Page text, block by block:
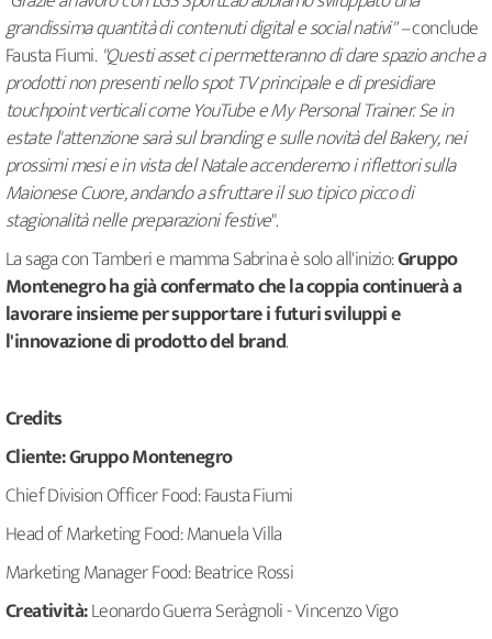
grandissima quantità di contenuti digital e social nativi" –conclude
Fausta Fiumi. "Questi asset ci permetteranno di dare spazio anche a
prodotti non presenti nello spot TV principale e di presidiare
touchpoint verticali come YouTube e My Personal Trainer. Se in
estate l'attenzione sarà sul branding e sulle novità del Bakery, nei
prossimi mesi e in vista del Natale accenderemo i riflettori sulla
Maionese Cuore, andando a sfruttare il suo tipico picco di
stagionalità nelle preparazioni festive".
La saga con Tamberi e mamma Sabrina è solo all'inizio:Gruppo
Montenegro ha già confermato che la coppia continuerà a
lavorare insieme per supportare i futuri sviluppi e
l'innovazione di prodotto del brand.
Credits
Cliente: Gruppo Montenegro
Chief Division Officer Food: Fausta Fiumi
Head of Marketing Food: Manuela Villa
Marketing Manager Food: Beatrice Rossi
Creatività:Leonardo Guerra Seràgnoli - Vincenzo Vigo